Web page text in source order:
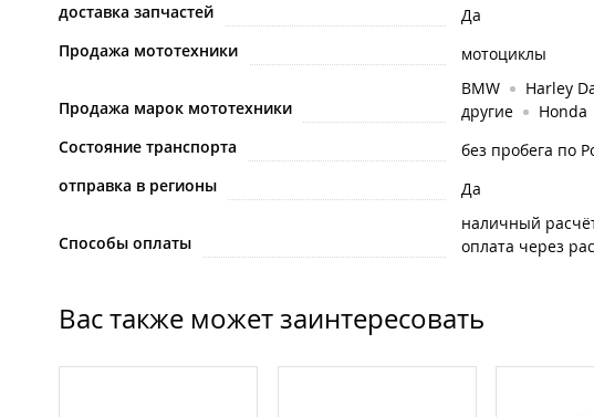
доставка запчастей
Да
Продажа мототехники
мотоциклы
Продажа марок мототехники
BMW Harley
другие
Honda
Состояние транспорта
без пробега по
отправка в регионы
Да
Способы оплаты
наличный
оплата через
Вас также может заинтересовать